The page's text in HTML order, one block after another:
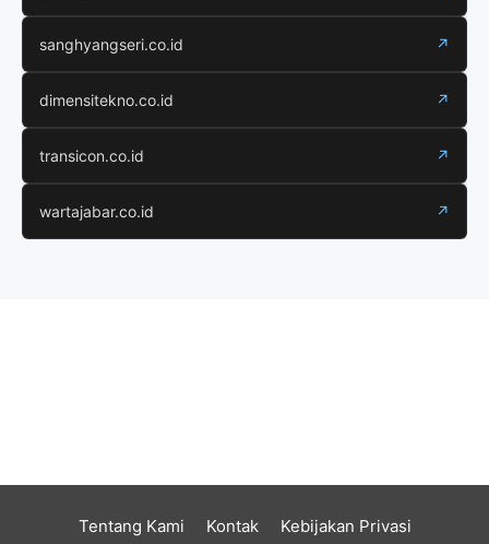
sanghyangseri.co.id ↗
dimensitekno.co.id ↗
transicon.co.id ↗
wartajabar.co.id ↗
Tentang Kami Kontak Kebijakan Privasi